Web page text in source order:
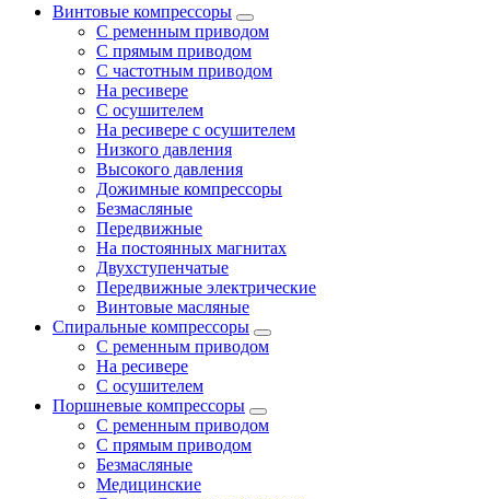
Винтовые компрессоры
С ременным приводом
С прямым приводом
С частотным приводом
На ресивере
С осушителем
На ресивере с осушителем
Низкого давления
Высокого давления
Дожимные компрессоры
Безмасляные
Передвижные
На постоянных магнитах
Двухступенчатые
Передвижные электрические
Винтовые масляные
Спиральные компрессоры
С ременным приводом
На ресивере
С осушителем
Поршневые компрессоры
С ременным приводом
С прямым приводом
Безмасляные
Медицинские